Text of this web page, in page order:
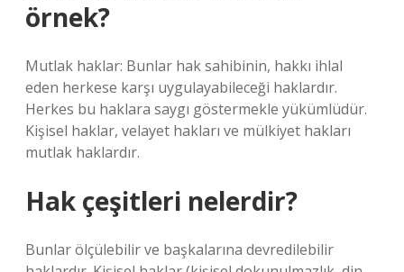
örnek?
Mutlak haklar: Bunlar hak sahibinin, hakkı ihlal
eden herkese karşı uygulayabileceği haklardır.
Herkes bu haklara saygı göstermekle yükümlüdür.
Kişisel haklar, velayet hakları ve mülkiyet hakları
mutlak haklardır.
Hak çeşitleri nelerdir?
Bunlar ölçülebilir ve başkalarına devredilebilir